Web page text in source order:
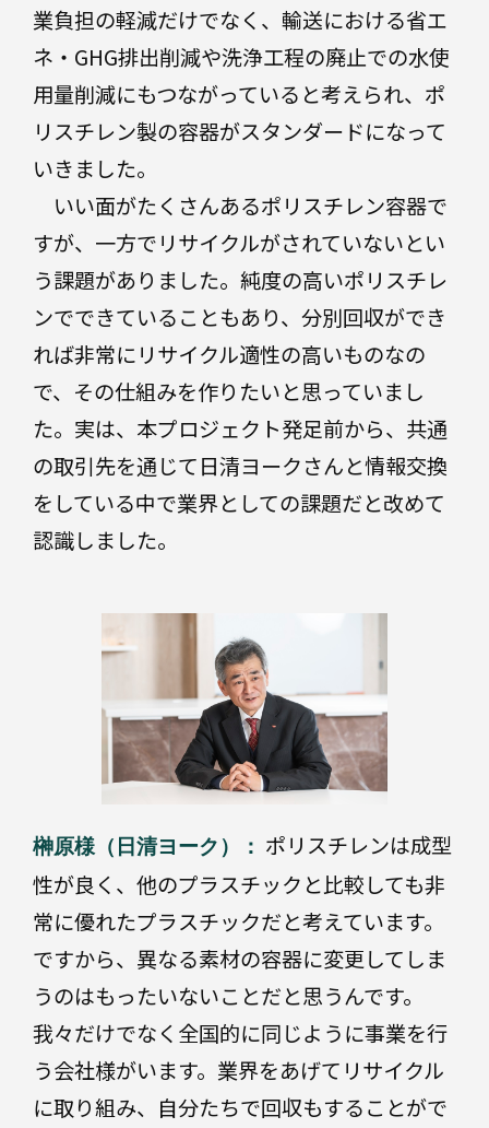
業負担の軽減だけでなく、輸送における省エ
ネ・GHG排出削減や洗浄工程の廃止での水使
用量削減にもつながっていると考えられ、ポ
リスチレン製の容器がスタンダードになって
いきました。
いい面がたくさんあるポリスチレン容器で
すが、一方でリサイクルがされていないとい
う課題がありました。純度の高いポリスチレ
ンでできていることもあり、分別回収ができ
れば非常にリサイクル適性の高いものなの
で、その仕組みを作りたいと思っていまし
た。実は、本プロジェクト発足前から、共通
の取引先を通じて日清ヨークさんと情報交換
をしている中で業界としての課題だと改めて
認識しました。
榊原様（日清ヨーク）： ポリスチレンは成型
性が良く、他のプラスチックと比較しても非
常に優れたプラスチックだと考えています。
ですから、異なる素材の容器に変更してしま
うのはもったいないことだと思うんです。
我々だけでなく全国的に同じように事業を行
う会社様がいます。業界をあげてリサイクル
に取り組み、自分たちで回収もすることがで